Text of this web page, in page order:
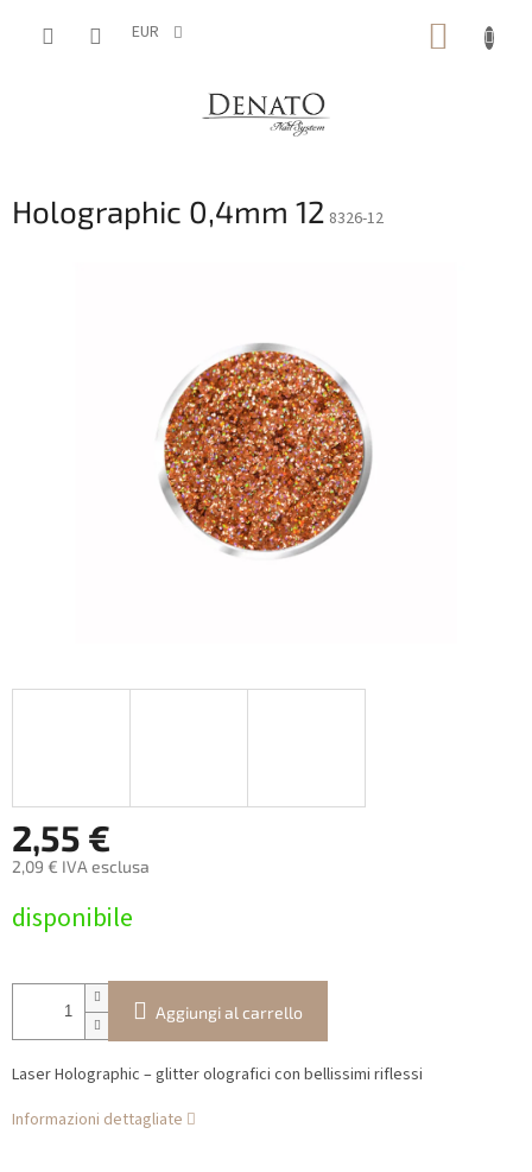
EUR
Holographic 0,4mm 12 8326-12
2,55 €
2,09 € IVA esclusa
della
disponibile
Aggiungi al carrello
Laser Holographic – glitter olografici con bellissimi riflessi
Informazioni dettagliate